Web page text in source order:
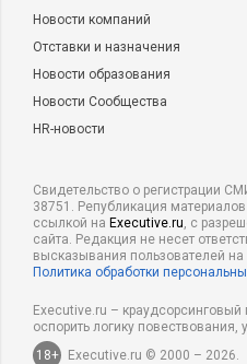
Новости компаний
Отставки и назначения
Новости образования
Новости Сообщества
HR-новости
Свидетельство о регистрации
38751. Републикация материалов
ссылкой на Executive.ru, с
сайта. Редакция не несет
высказывания пользователей на
Политика обработки
Executive.ru –
оспорить логику
18+
Executive.ru © 2000 – 2026.